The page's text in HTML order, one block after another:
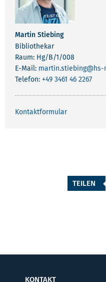
Martin Stiebing
Bibliothekar
Raum: Hg/B/1/008
E-Mail: martin.stiebing@hs-
Telefon: +49 3461 46 2267
Kontaktformular
TEILEN
KONTAKT